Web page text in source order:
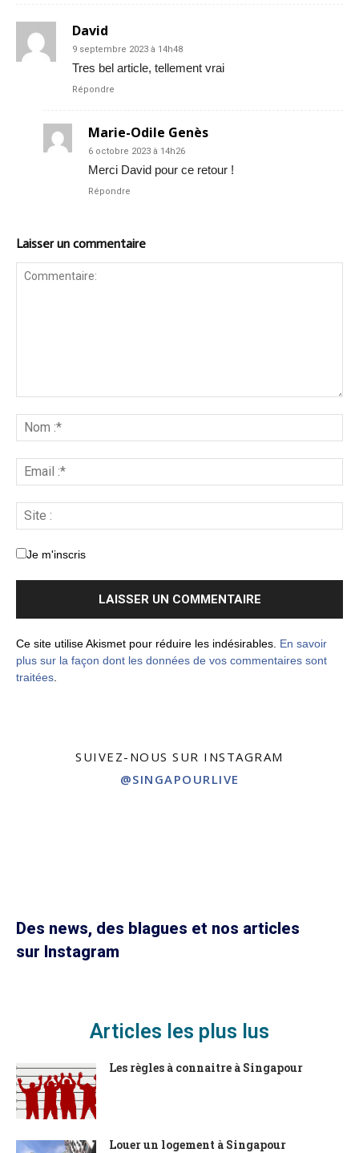
David
9 septembre 2023 à 14h48
Tres bel article, tellement vrai
Répondre
Marie-Odile Genès
6 octobre 2023 à 14h26
Merci David pour ce retour !
Répondre
Laisser un commentaire
Je m'inscris
Ce site utilise Akismet pour réduire les indésirables. En savoir
plus sur la façon dont les données de vos commentaires sont
traitées
SUIVEZ-NOUS SUR INSTAGRAM
@SINGAPOURLIVE
Des news, des blagues et nos articles
sur Instagram
Articles les plus lus
Les règles à connaitre à Singapour
Louer un logement à Singapour